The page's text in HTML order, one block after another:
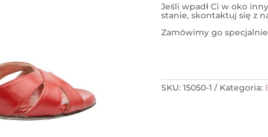
Jeśli wpadł Ci w oko
stanie, skontaktuj się z
Zamówimy go
SKU: 15050-1 Kategoria: